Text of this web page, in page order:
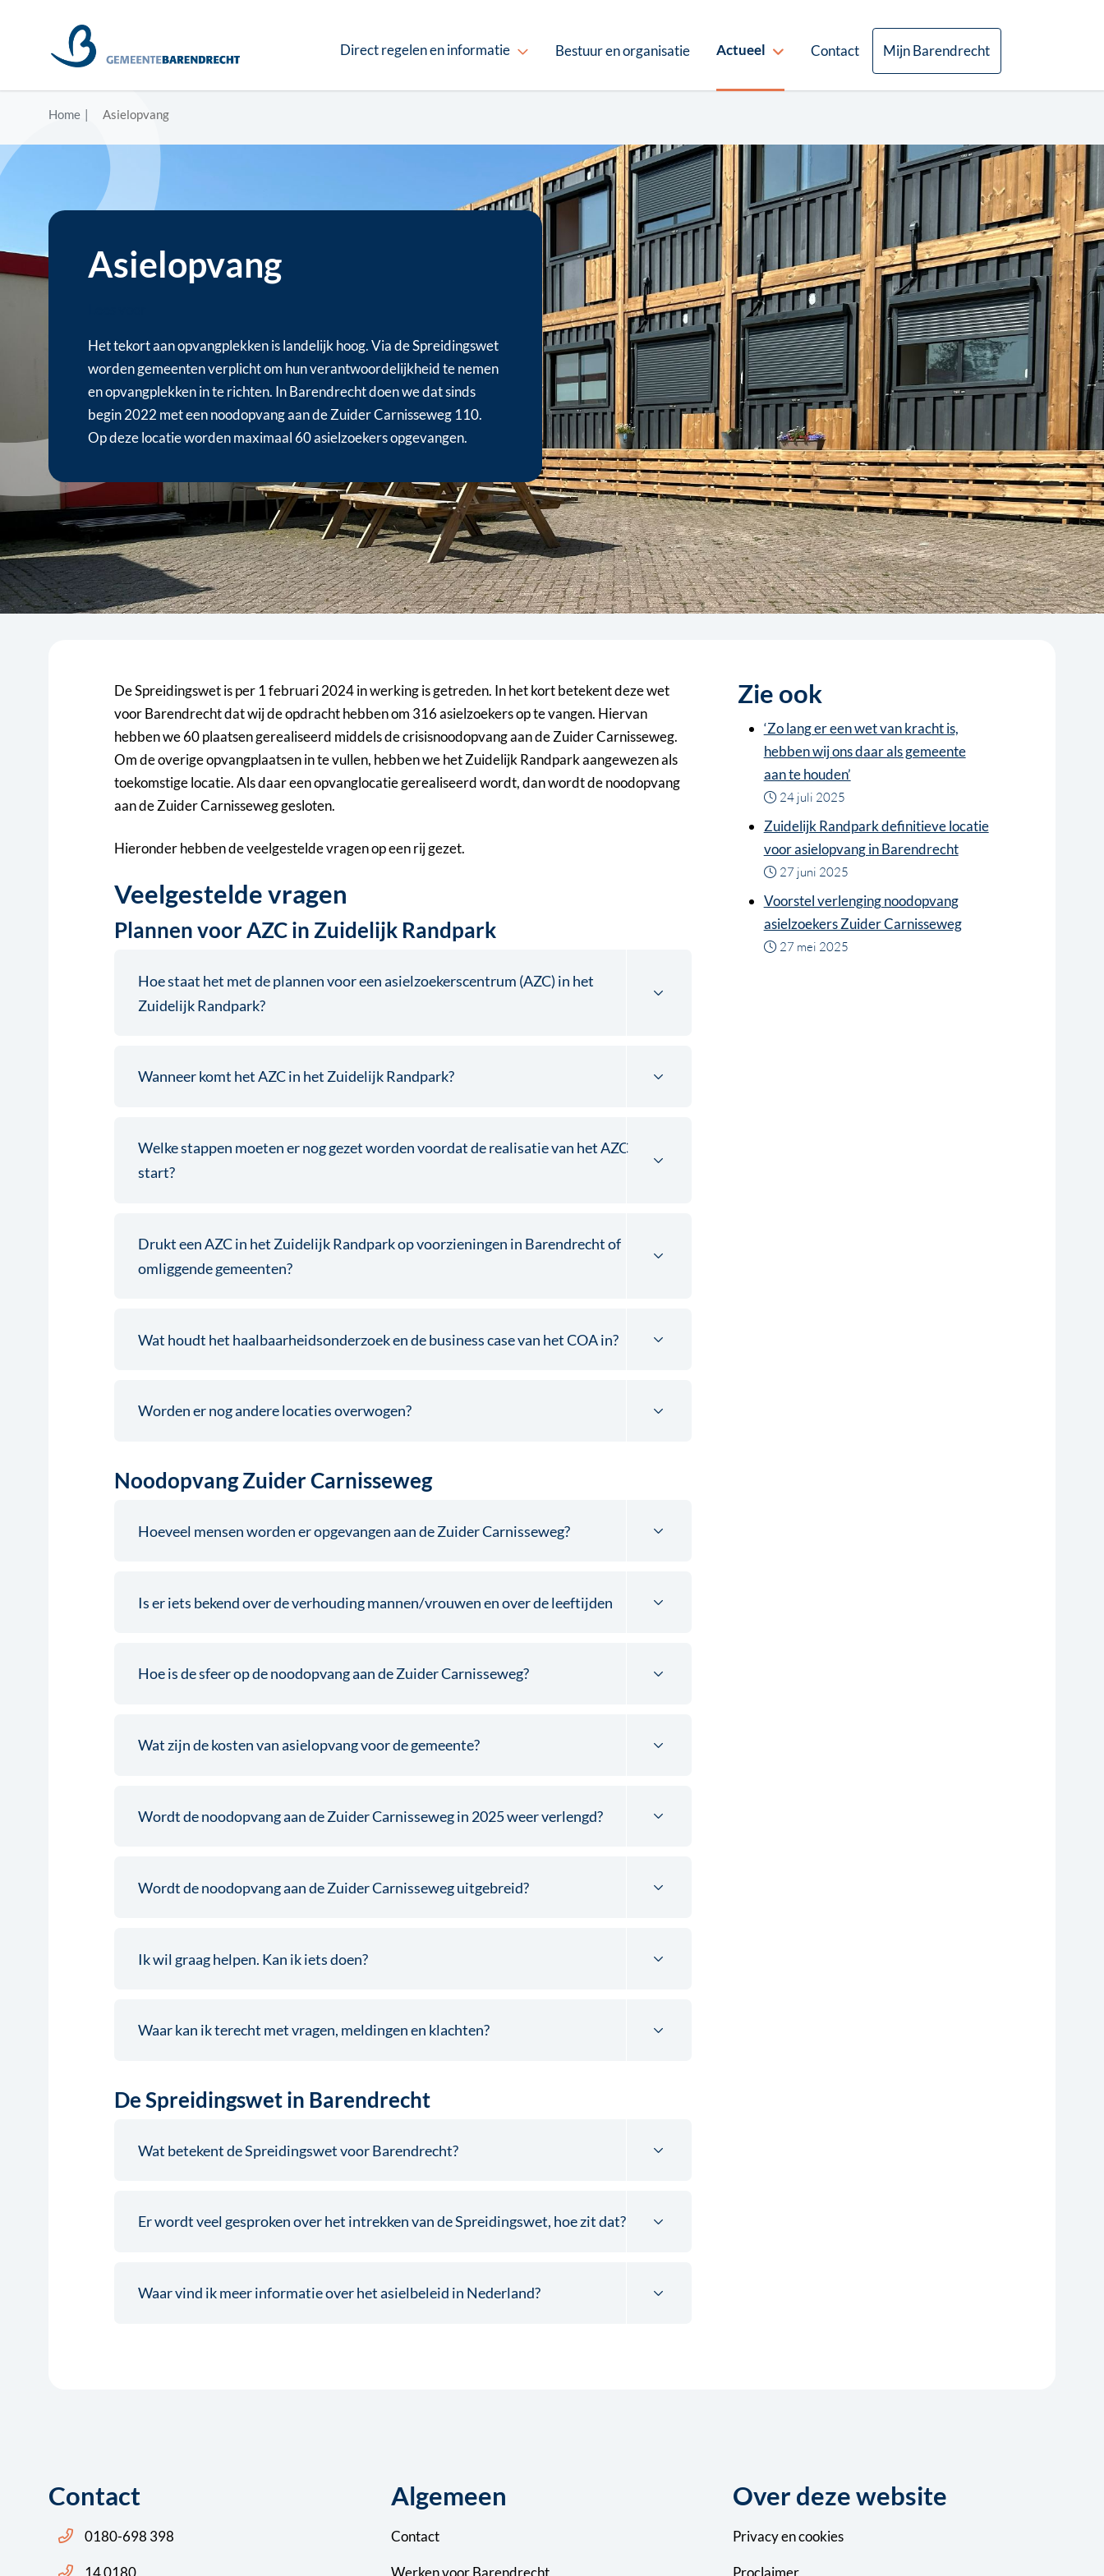
Direct regelen en informatie Bestuur en organisatie Actueel Contact Mijn Barendrecht
Home Asielopvang
Asielopvang
Het tekort aan opvangplekken is landelijk hoog. Via de Spreidingswet
worden gemeenten verplicht om hun verantwoordelijkheid te nemen
en opvangplekken in te richten. In Barendrecht doen we dat sinds
begin 2022 met een noodopvang aan de Zuider Carnisseweg 110.
Op deze locatie worden maximaal 60 asielzoekers opgevangen.
De Spreidingswet is per 1 februari 2024 in werking is getreden. In het kort betekent deze wet
voor Barendrecht dat wij de opdracht hebben om 316 asielzoekers op te vangen. Hiervan
hebben we 60 plaatsen gerealiseerd middels de crisisnoodopvang aan de Zuider Carnisseweg.
Om de overige opvangplaatsen in te vullen, hebben we het Zuidelijk Randpark aangewezen als
toekomstige locatie. Als daar een opvanglocatie gerealiseerd wordt, dan wordt de noodopvang
aan de Zuider Carnisseweg gesloten.
Hieronder hebben de veelgestelde vragen op een rij gezet.
Veelgestelde vragen
Plannen voor AZC in Zuidelijk Randpark
Hoe staat het met de plannen voor een asielzoekerscentrum (AZC) in het
Zuidelijk Randpark?
Wanneer komt het AZC in het Zuidelijk Randpark?
Welke stappen moeten er nog gezet worden voordat de realisatie van het AZC
start?
Drukt een AZC in het Zuidelijk Randpark op voorzieningen in Barendrecht of
omliggende gemeenten?
Wat houdt het haalbaarheidsonderzoek en de business case van het COA in?
Worden er nog andere locaties overwogen?
Noodopvang Zuider Carnisseweg
Hoeveel mensen worden er opgevangen aan de Zuider Carnisseweg?
Is er iets bekend over de verhouding mannen/vrouwen en over de leeftijden
Hoe is de sfeer op de noodopvang aan de Zuider Carnisseweg?
Wat zijn de kosten van asielopvang voor de gemeente?
Wordt de noodopvang aan de Zuider Carnisseweg in 2025 weer verlengd?
Wordt de noodopvang aan de Zuider Carnisseweg uitgebreid?
Ik wil graag helpen. Kan ik iets doen?
Waar kan ik terecht met vragen, meldingen en klachten?
De Spreidingswet in Barendrecht
Wat betekent de Spreidingswet voor Barendrecht?
Er wordt veel gesproken over het intrekken van de Spreidingswet, hoe zit dat?
Waar vind ik meer informatie over het asielbeleid in Nederland?
Zie ook
‘Zo lang er een wet van kracht is,
hebben wij ons daar als gemeente
aan te houden’
24 juli 2025
Zuidelijk Randpark definitieve locatie
voor asielopvang in Barendrecht
27 juni 2025
Voorstel verlenging noodopvang
asielzoekers Zuider Carnisseweg
27 mei 2025
Contact
Bel ons: 14 0180
0180-698 398
Bel ons: 14 0180
14 0180
Algemeen
Contact
Werken voor Barendrecht
Over deze website
Privacyencookies
Proclaimer